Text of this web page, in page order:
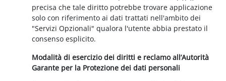
precisa che tale diritto potrebbe trovare applicazione
solo con riferimento ai dati trattati nell'ambito dei
"Servizi Opzionali" qualora l'utente abbia prestato il
consenso esplicito.
Modalità di esercizio dei diritti e reclamo all’Autorità
Garante per la Protezione dei dati personali